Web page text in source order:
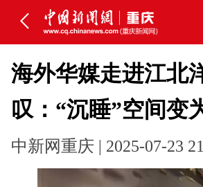
海外华媒走进江北
叹：“沉睡”空间变
中新网重庆 | 2025-07-23